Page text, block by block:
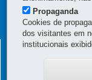
Propaganda
Cookies de
dos visitantes em
institucionais